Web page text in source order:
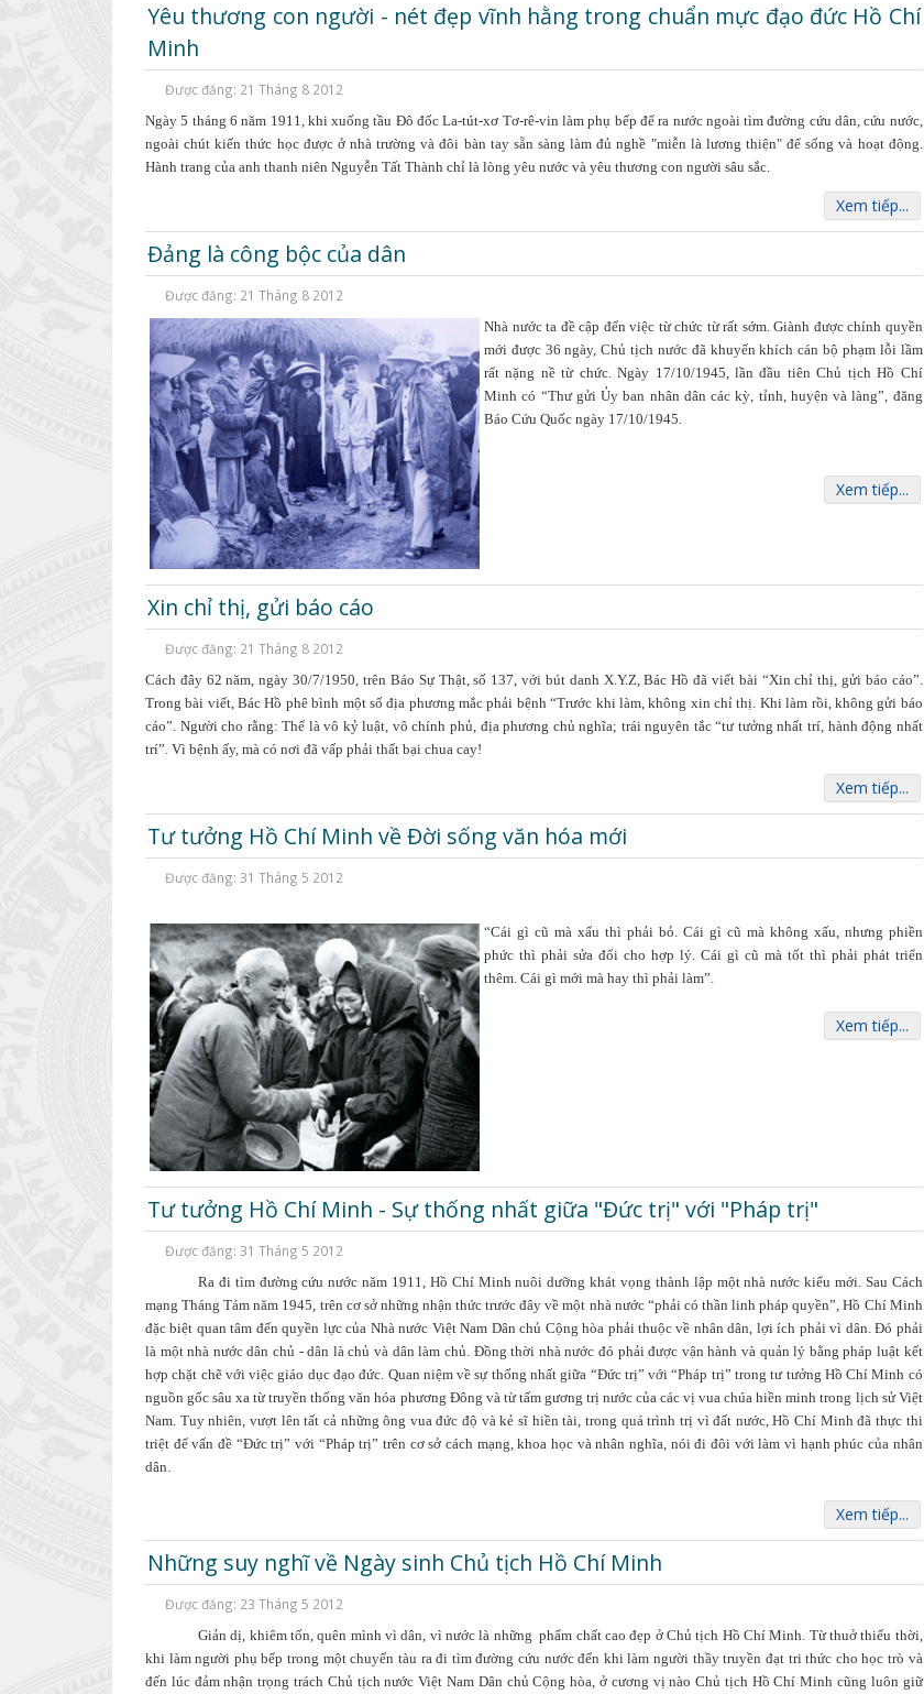
Yêu thương con người - nét đẹp vĩnh hằng trong chuẩn mực đạo đức Hồ Chí
Minh
Được đăng: 21 Tháng 8 2012
Ngày 5 tháng 6 năm 1911, khi xuống tầu Đô đốc La-tút-xơ Tơ-rê-vin làm phụ bếp để ra nước ngoài tìm đường cứu dân, cứu nước,
ngoài chút kiến thức học được ở nhà trường và đôi bàn tay sẵn sàng làm đủ nghề "miễn là lương thiện" để sống và hoạt động.
Hành trang của anh thanh niên Nguyễn Tất Thành chỉ là lòng yêu nước và yêu thương con người sâu sắc.
Xem tiếp...
Đảng là công bộc của dân
Được đăng: 21 Tháng 8 2012
Nhà nước ta đề cập đến việc từ chức từ rất sớm. Giành được chính quyền
mới được 36 ngày, Chủ tịch nước đã khuyến khích cán bộ phạm lỗi lầm
rất nặng nề từ chức. Ngày 17/10/1945, lần đầu tiên Chủ tịch Hồ Chí
Minh có “Thư gửi Ủy ban nhân dân các kỳ, tỉnh, huyện và làng”, đăng
Báo Cứu Quốc ngày 17/10/1945.
Xem tiếp...
Xin chỉ thị, gửi báo cáo
Được đăng: 21 Tháng 8 2012
Cách đây 62 năm, ngày 30/7/1950, trên Báo Sự Thật, số 137, với bút danh X.Y.Z, Bác Hồ đã viết bài “Xin chỉ thị, gửi báo cáo”.
Trong bài viết, Bác Hồ phê bình một số địa phương mắc phải bệnh “Trước khi làm, không xin chỉ thị. Khi làm rồi, không gửi báo
cáo”. Người cho rằng: Thế là vô kỷ luật, vô chính phủ, địa phương chủ nghĩa; trái nguyên tắc “tư tưởng nhất trí, hành động nhất
trí”. Vì bệnh ấy, mà có nơi đã vấp phải thất bại chua cay!
Xem tiếp...
Tư tưởng Hồ Chí Minh về Đời sống văn hóa mới
Được đăng: 31 Tháng 5 2012
“Cái gì cũ mà xấu thì phải bỏ. Cái gì cũ mà không xấu, nhưng phiền
phức thì phải sửa đổi cho hợp lý. Cái gì cũ mà tốt thì phải phát triển
thêm. Cái gì mới mà hay thì phải làm”.
Xem tiếp...
Tư tưởng Hồ Chí Minh - Sự thống nhất giữa "Đức trị" với "Pháp trị"
Được đăng: 31 Tháng 5 2012
Ra đi tìm đường cứu nước năm 1911, Hồ Chí Minh nuôi dưỡng khát vọng thành lập một nhà nước kiểu mới. Sau Cách
mạng Tháng Tám năm 1945, trên cơ sở những nhận thức trước đây về một nhà nước “phải có thần linh pháp quyền”, Hồ Chí Minh
đặc biệt quan tâm đến quyền lực của Nhà nước Việt Nam Dân chủ Cộng hòa phải thuộc về nhân dân, lợi ích phải vì dân. Đó phải
là một nhà nước dân chủ - dân là chủ và dân làm chủ. Đồng thời nhà nước đó phải được vận hành và quản lý bằng pháp luật kết
hợp chặt chẽ với việc giáo dục đạo đức. Quan niệm về sự thống nhất giữa “Đức trị” với “Pháp trị” trong tư tưởng Hồ Chí Minh có
nguồn gốc sâu xa từ truyền thống văn hóa phương Đông và từ tấm gương trị nước của các vị vua chúa hiền minh trong lịch sử Việt
Nam. Tuy nhiên, vượt lên tất cả những ông vua đức độ và kẻ sĩ hiền tài, trong quá trình trị vì đất nước, Hồ Chí Minh đã thực thi
triệt để vấn đề “Đức trị” với “Pháp trị” trên cơ sở cách mạng, khoa học và nhân nghĩa, nói đi đôi với làm vì hạnh phúc của nhân
dân.
Xem tiếp...
Những suy nghĩ về Ngày sinh Chủ tịch Hồ Chí Minh
Được đăng: 23 Tháng 5 2012
Giản dị, khiêm tốn, quên mình vì dân, vì nước là những phẩm chất cao đẹp ở Chủ tịch Hồ Chí Minh. Từ thuở thiếu thời,
khi làm người phụ bếp trong một chuyến tàu ra đi tìm đường cứu nước đến khi làm người thầy truyền đạt tri thức cho học trò và
đến lúc đảm nhận trọng trách Chủ tịch nước Việt Nam Dân chủ Cộng hòa, ở cương vị nào Chủ tịch Hồ Chí Minh cũng luôn giữ